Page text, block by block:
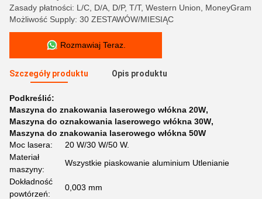
Zasady płatności: L/C, D/A, D/P, T/T, Western Union, MoneyGram
Możliwość Supply: 30 ZESTAWÓW/MIESIĄC
Rozmawiaj Teraz.
Szczegóły produktu Opis produktu
Podkreślić:
Maszyna do znakowania laserowego włókna 20W,
Maszyna do oznakowania laserowego włókna 30W,
Maszyna do znakowania laserowego włókna 50W
Moc lasera:
20 W/30 W/50 W.
Materiał
maszyny:
Wszystkie piaskowanie aluminium Utlenianie
Dokładność
powtórzeń:
0,003 mm